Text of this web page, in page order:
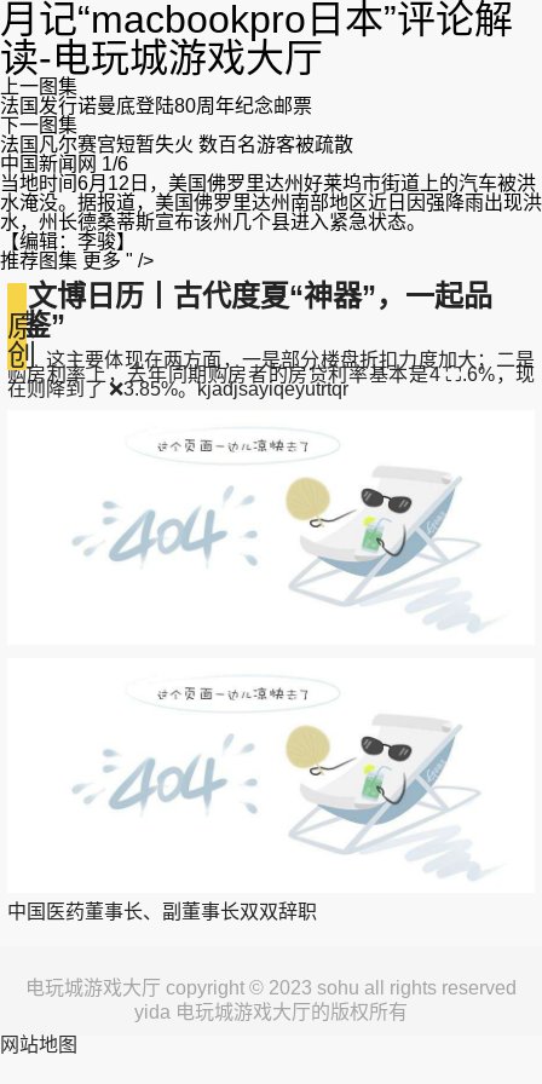
月记“macbookpro日本”评论解
读-电玩城游戏大厅
上一图集
法国发行诺曼底登陆80周年纪念邮票
下一图集
法国凡尔赛宫短暂失火 数百名游客被疏散
中国新闻网 1/6
当地时间6月12日，美国佛罗里达州好莱坞市街道上的汽车被洪
水淹没。据报道，美国佛罗里达州南部地区近日因强降雨出现洪
水，州长德桑蒂斯宣布该州几个县进入紧急状态。
【编辑：李骏】
推荐图集 更多 " />
原
创
文博日历丨古代度夏“神器”，一起品
“鉴”
这主要体现在两方面，一是部分楼盘折扣力度加大；二是
购房利率上，去年同期购房者的房贷利率基本是4 ⛶.6%，现
在则降到了 ❌3.85%。kjadjsayiqeyutrtqr
中国医药董事长、副董事长双双辞职
电玩城游戏大厅 copyright © 2023 sohu all rights reserved
yida 电玩城游戏大厅的版权所有
网站地图